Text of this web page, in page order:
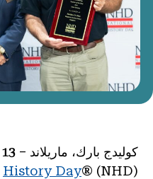
كوليدج بارك، ماريلاند – 13 يونيو 2024
History Day